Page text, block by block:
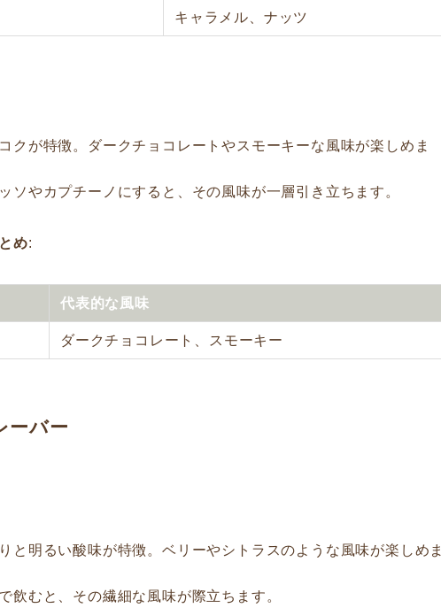
キャラメル、ナッツ
クが特徴。ダークチョコレートやスモーキーな風味が楽しめま
ソやカプチーノにすると、その風味が一層引き立ちます。
め:
代表的な風味
ダークチョコレート、スモーキー
ーバー
と明るい酸味が特徴。ベリーやシトラスのような風味が楽しめま
飲むと、その繊細な風味が際立ちます。